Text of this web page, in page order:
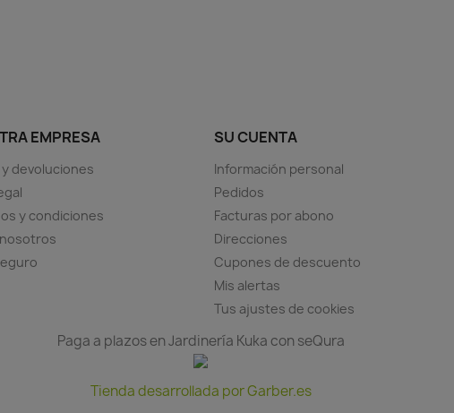
EMPRESA
devoluciones
y condiciones
SU CUENTA
Información personal
Pedidos
Facturas por abono
Direcciones
Cupones de descuento
Mis alertas
Tus ajustes de cookies
Paga a plazos en Jardinería Kuka con seQura
Tienda desarrollada por Garber.es